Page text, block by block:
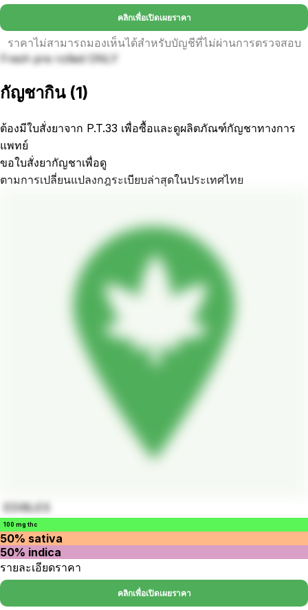
คลิกเพื่อเปิดเผยราคา
ราคาไม่สามารถมองเห็นได้สำหรับบัญชีที่ไม่ผ่านการตรวจสอบ
Fresh pre rolled ONLY
กัญชากิน (1)
ต้องมีใบสั่งยาจาก P.T.33 เพื่อซื้อและดูผลิตภัณฑ์กัญชาทางการ
แพทย์
ขอใบสั่งยากัญชาเพื่อดู
ตามการเปลี่ยนแปลงกฎระเบียบล่าสุดในประเทศไทย
EDIBLES
100 mg thc
50% sativa
50% indica
รายละเอียดราคา
คลิกเพื่อเปิดเผยราคา